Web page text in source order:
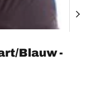
Blauw -